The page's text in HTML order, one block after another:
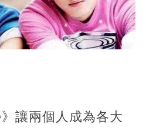
讓兩個人成為各大